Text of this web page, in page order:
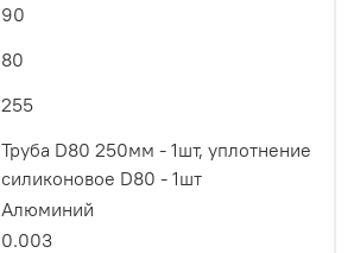
90
80
255
Труба D80 250мм - 1шт, уплотнение
силиконовое D80 - 1шт
Алюминий
0.003